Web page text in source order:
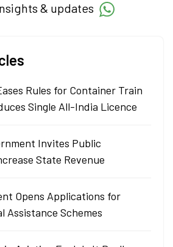
& updates
Rules for Container Train
Single All-India Licence
Invites Public
State Revenue
Opens Applications for
Assistance Schemes